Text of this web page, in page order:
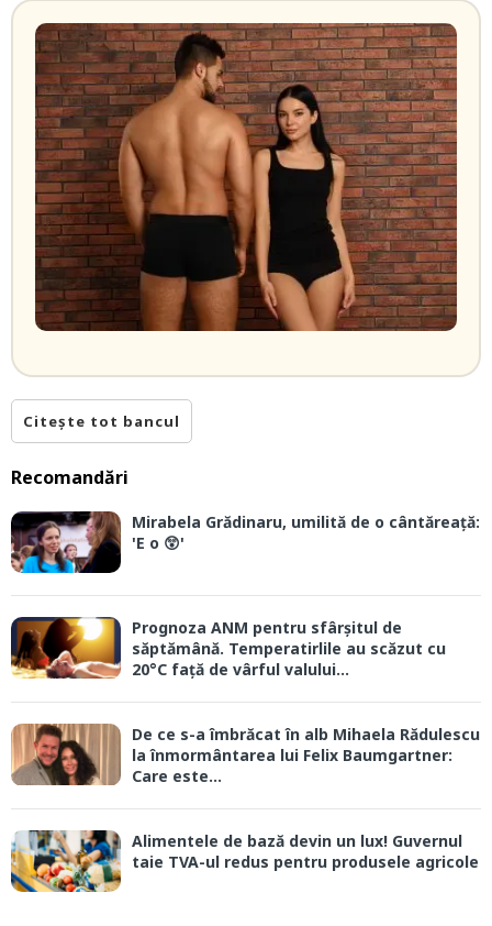
Citește tot bancul
Recomandări
Mirabela Grădinaru, umilită de o cântăreață:
'E o 😲'
Prognoza ANM pentru sfârșitul de
săptămână. Temperatirlile au scăzut cu
20°C față de vârful valului...
De ce s-a îmbrăcat în alb Mihaela Rădulescu
la înmormântarea lui Felix Baumgartner:
Care este...
Alimentele de bază devin un lux! Guvernul
taie TVA-ul redus pentru produsele agricole